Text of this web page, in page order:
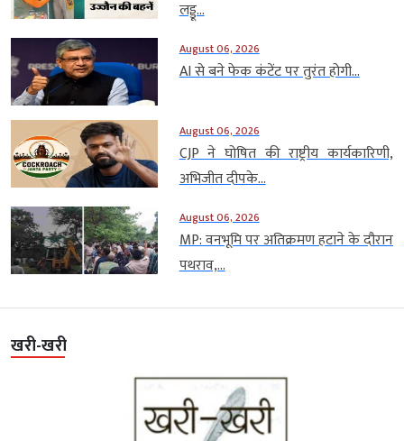
लड्डू...
August 06, 2026
AI से बने फेक कंटेंट पर तुरंत होगी...
August 06, 2026
CJP ने घोषित की राष्ट्रीय कार्यकारिणी,
अभिजीत दीपके...
August 06, 2026
MP: वनभूमि पर अतिक्रमण हटाने के दौरान
पथराव,...
खरी-खरी